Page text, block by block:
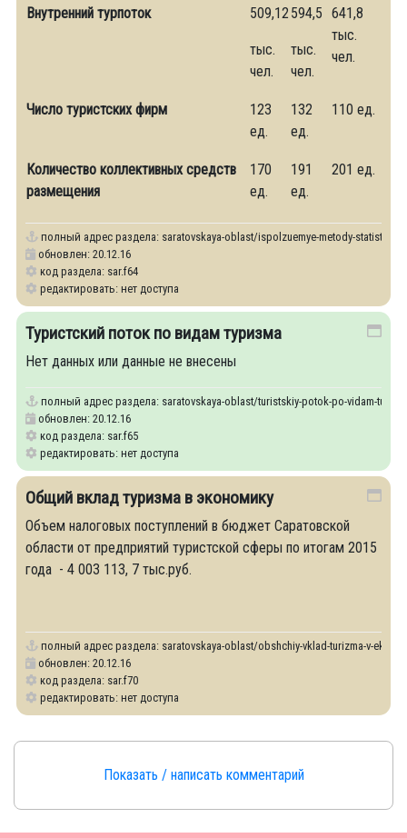
Внутренний турпоток 509,12
тыс.
чел.
594,5
тыс.
чел.
641,8
тыс.
чел.
Число туристских фирм
123
ед.
132
ед.
110 ед.
Количество коллективных средств
размещения
170
ед.
191
ед.
201 ед.
полный адрес раздела: saratovskaya-oblast/ispolzuemye-metody-
обновлен: 20.12.16
код раздела: sar.f64
редактировать: нет доступа
Туристский поток по видам туризма
Нет данных или данные не внесены
полный адрес раздела: saratovskaya-oblast/turistskiy-potok-po-vidam-
обновлен: 20.12.16
код раздела: sar.f65
редактировать: нет доступа
Общий вклад туризма в экономику
Объем налоговых поступлений в бюджет Саратовской
области от предприятий туристской сферы по итогам 2015
года - 4 003 113, 7 тыс.руб.
полный адрес раздела: saratovskaya-oblast/obshchiy-vklad-turizma-v-
обновлен: 20.12.16
код раздела: sar.f70
редактировать: нет доступа
Показать / написать комментарий